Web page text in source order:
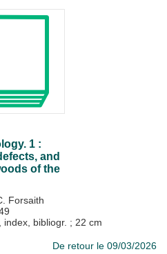
1 :
and
of the
Forsaith
bibliogr. ; 22 cm
De retour le 09/03/2026